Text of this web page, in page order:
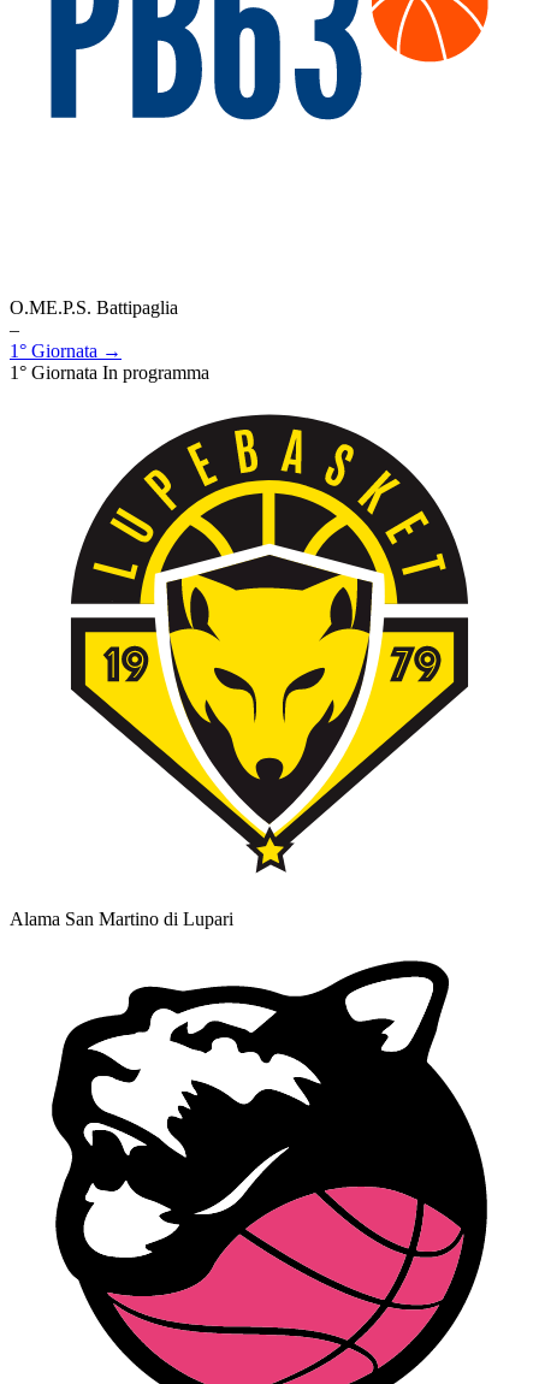
O.ME.P.S. Battipaglia
–
1° Giornata →
1° Giornata In programma
Alama San Martino di Lupari